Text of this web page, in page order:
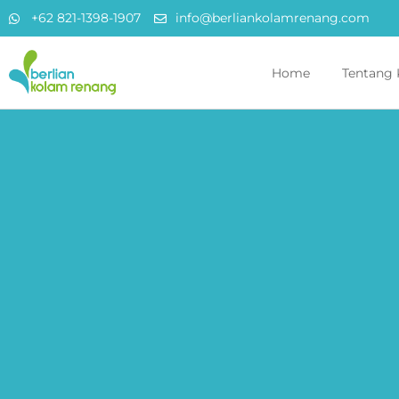
+62 821-1398-1907 info@berliankolamrenang.com
Home Tentang